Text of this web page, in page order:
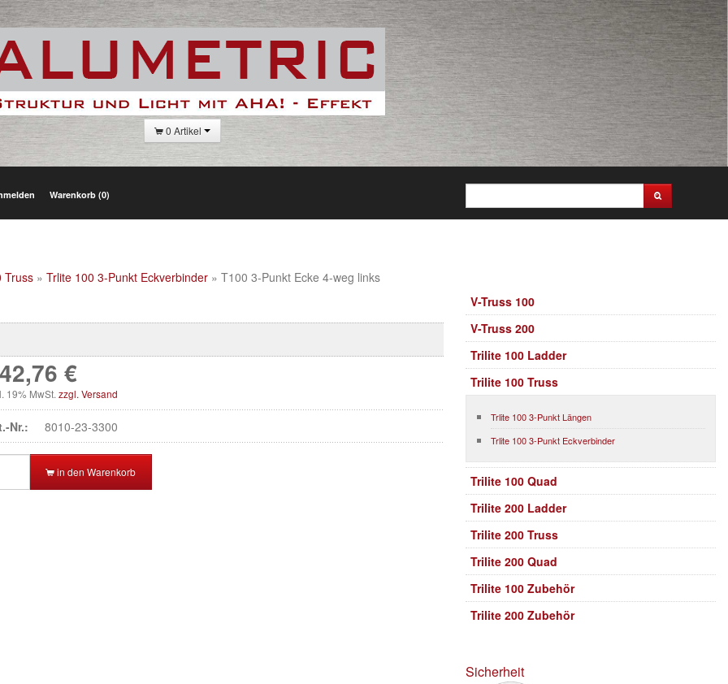
0 Artikel
Warenkorb (0)
Truss » Trlite 100 3-Punkt Eckverbinder » T100 3-Punkt Ecke 4-weg links
€
19% MwSt.zzgl. Versand
Nr.: 8010-23-3300
in den Warenkorb
V-Truss 100
V-Truss 200
Trilite 100 Ladder
Trilite 100 Truss
Trlite 100 3-Punkt Längen
Trlite 100 3-Punkt Eckverbinder
Trilite 100 Quad
Trilite 200 Ladder
Trilite 200 Truss
Trilite 200 Quad
Trilite 100 Zubehör
Trilite 200 Zubehör
Sicherheit